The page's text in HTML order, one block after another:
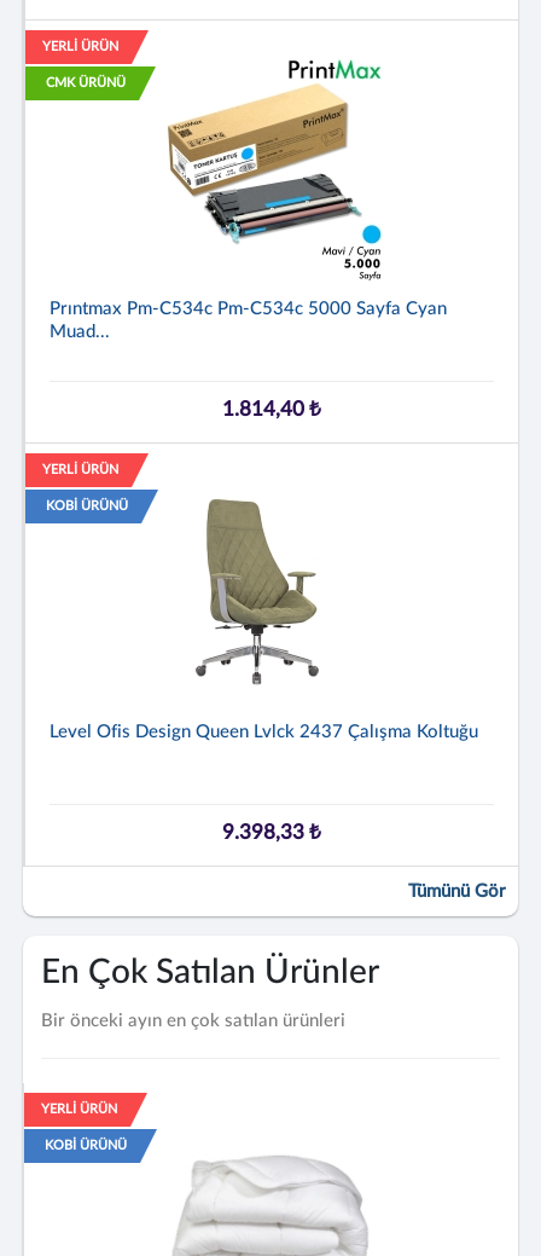
YERLİ ÜRÜN
CMK ÜRÜNÜ
Prıntmax Pm-C534c Pm-C534c 5000 Sayfa Cyan
Muad...
1.814,40 ₺
YERLİ ÜRÜN
KOBİ ÜRÜNÜ
Level Ofis Design Queen Lvlck 2437 Çalışma Koltuğu
9.398,33 ₺
Tümünü Gör
En Çok Satılan Ürünler
Bir önceki ayın en çok satılan ürünleri
YERLİ ÜRÜN
KOBİ ÜRÜNÜ